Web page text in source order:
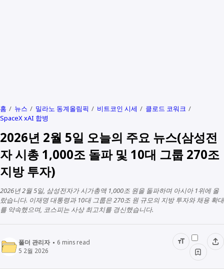
홈 뉴스 밀라노 동계올림픽 비트코인 시세
클로드 코워크
SpaceX xAI 합병
2026년 2월 5일 오늘의 주요 뉴스(삼성전
자 시총 1,000조 돌파 및 10대 그룹 270조
지방 투자)
2026년 2월 5일, 삼성전자가 시가총액 1,000조 원을 돌파하며 아시아 1위에 올
랐습니다. 이재명 대통령과 10대 그룹은 270조 원 규모의 지방 투자와 채용 확대
를 약속했으며, 코스피는 사상 최고치를 경신했습니다.
폴더 관리자 6 mins read
5 2월 2026